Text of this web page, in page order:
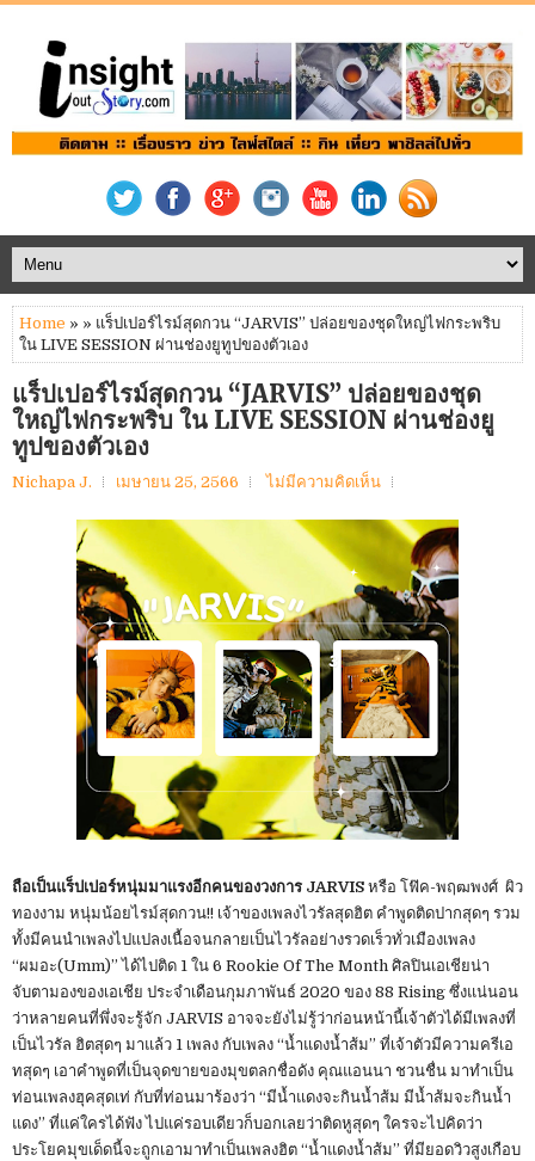
Home » » แร็ปเปอร์ไรม์สุดกวน “JARVIS” ปล่อยของชุดใหญ่ไฟกระพริบ
ใน LIVE SESSION ผ่านช่องยูทูปของตัวเอง
แร็ปเปอร์ไรม์สุดกวน “JARVIS” ปล่อยของชุด
ใหญ่ไฟกระพริบ ใน LIVE SESSION ผ่านช่องยู
ทูปของตัวเอง
Nichapa J. เมษายน 25, 2566 ไม่มีความคิดเห็น
ถือเป็นแร็ปเปอร์หนุ่มมาแรงอีกคนของวงการ JARVIS หรือ โฟ๊ค-พฤฒพงศ์ ผิว
ทองงาม หนุ่มน้อยไรม์สุดกวน!! เจ้าของเพลงไวรัลสุดฮิต คำพูดติดปากสุดๆ รวม
ทั้งมีคนนำเพลงไปแปลงเนื้อจนกลายเป็นไวรัลอย่างรวดเร็วทั่วเมืองเพลง
“ผมอะ(Umm)” ได้ไปติด 1 ใน 6 Rookie Of The Month ศิลปินเอเชียน่า
จับตามองของเอเชีย ประจำเดือนกุมภาพันธ์ 2020 ของ 88 Rising ซึ่งแน่นอน
ว่าหลายคนที่พึ่งจะรู้จัก JARVIS อาจจะยังไม่รู้ว่าก่อนหน้านี้เจ้าตัวได้มีเพลงที่
เป็นไวรัล ฮิตสุดๆ มาแล้ว 1 เพลง กับเพลง “น้ำแดงน้ำส้ม” ที่เจ้าตัวมีความครีเอ
ทสุดๆ เอาคำพูดที่เป็นจุดขายของมุขตลกชื่อดัง คุณแอนนา ชวนชื่น มาทำเป็น
ท่อนเพลงฮุคสุดเท่ กับที่ท่อนมาร้องว่า “มีน้ำแดงจะกินน้ำส้ม มีน้ำส้มจะกินน้ำ
แดง” ที่แค่ใครได้ฟัง ไปแค่รอบเดียวก็บอกเลยว่าติดหูสุดๆ ใครจะไปคิดว่า
ประโยคมุขเด็ดนี้จะถูกเอามาทำเป็นเพลงฮิต “น้ำแดงน้ำส้ม” ที่มียอดวิวสูงเกือบ